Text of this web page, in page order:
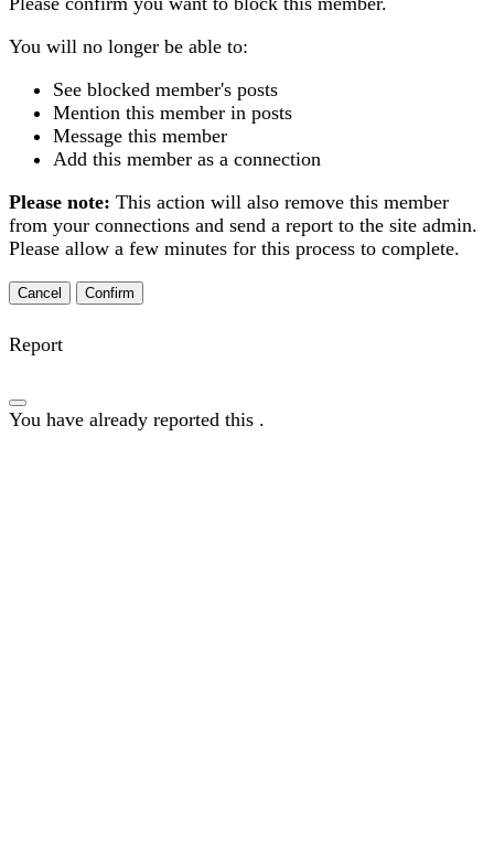
You will no longer be able to:
See blocked member's posts
Mention this member in posts
Message this member
Add this member as a connection
Please note: This action will also remove this member
from your connections and send a report to the site admin.
Please allow a few minutes for this process to complete.
Confirm
Report
You have already reported this .